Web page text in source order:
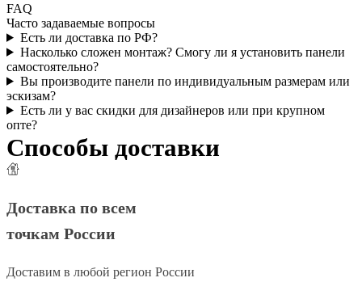
FAQ
Часто задаваемые вопросы
Есть ли доставка по РФ?
Насколько сложен монтаж? Смогу ли я установить панели
самостоятельно?
Вы производите панели по индивидуальным размерам или
эскизам?
Есть ли у вас скидки для дизайнеров или при крупном
опте?
Способы доставки
Доставка по всем
точкам России
Доставим в любой регион России